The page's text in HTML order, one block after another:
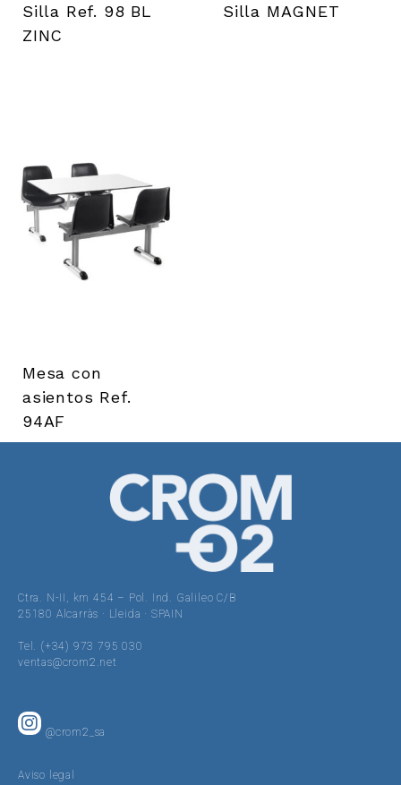
Silla Ref. 98 BL
ZINC
Silla MAGNET
Mesa con
asientos Ref.
94AF
Ctra. N-II, km 454 – Pol. Ind. Galileo C/B
25180 Alcarràs · Lleida · SPAIN
Tel. (+34) 973 795 030
ventas@crom2.net
@crom2_sa
Aviso legal